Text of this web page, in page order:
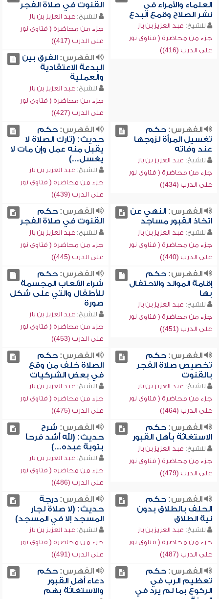
العلماء والأمراء في
نشر الصلاح وقمع البدع
للشيخ: عبد العزيز بن باز
جزء من محاضرة ( فتاوى نور
على الدرب (416))
القنوت في صلاة الفجر
للشيخ: عبد العزيز بن باز
جزء من محاضرة ( فتاوى نور
على الدرب (417))
الفهرس:الفرق بين
البدعة الاعتقادية
والعملية
للشيخ: عبد العزيز بن باز
جزء من محاضرة ( فتاوى نور
على الدرب (427))
الفهرس:حكم
تغسيل المرأة لزوجها
عند وفاته
للشيخ: عبد العزيز بن باز
جزء من محاضرة ( فتاوى نور
على الدرب (434))
الفهرس:حكم
حديث: (تارك الصلاة لا
يقبل منه عمل وإن مات لا
يغسل...)
للشيخ: عبد العزيز بن باز
جزء من محاضرة ( فتاوى نور
على الدرب (439))
الفهرس:النهي عن
اتخاذ القبور مساجد
للشيخ: عبد العزيز بن باز
جزء من محاضرة ( فتاوى نور
على الدرب (440))
الفهرس:حكم
القنوت في صلاة الفجر
للشيخ: عبد العزيز بن باز
جزء من محاضرة ( فتاوى نور
على الدرب (445))
الفهرس:حكم
إقامة الموالد والاحتفال
بها
للشيخ: عبد العزيز بن باز
جزء من محاضرة ( فتاوى نور
على الدرب (451))
الفهرس:حكم
شراء الألعاب المجسمة
للأطفال والتي على شكل
صورة
للشيخ: عبد العزيز بن باز
جزء من محاضرة ( فتاوى نور
على الدرب (453))
الفهرس:حكم
تخصيص صلاة الفجر
بالقنوت
للشيخ: عبد العزيز بن باز
جزء من محاضرة ( فتاوى نور
على الدرب (464))
الفهرس:حكم
الصلاة خلف من وقع
في بعض الشركيات
للشيخ: عبد العزيز بن باز
جزء من محاضرة ( فتاوى نور
على الدرب (475))
الفهرس:حكم
الاستغاثة بأهل القبور
للشيخ: عبد العزيز بن باز
جزء من محاضرة ( فتاوى نور
على الدرب (479))
الفهرس: شرح
حديث: (لله أشد فرحاً
بتوبة عبده...)
للشيخ: عبد العزيز بن باز
جزء من محاضرة ( فتاوى نور
على الدرب (486))
الفهرس:حكم
الحلف بالطلاق بدون
نية الطلاق
للشيخ: عبد العزيز بن باز
جزء من محاضرة ( فتاوى نور
على الدرب (487))
الفهرس:درجة
حديث: (لا صلاة لجار
المسجد إلا في المسجد)
للشيخ: عبد العزيز بن باز
جزء من محاضرة ( فتاوى نور
على الدرب (491))
الفهرس:حكم
تعظيم الرب في
الركوع بما لم يرد في
الفهرس:حكم
دعاء أهل القبور
والاستغاثة بهم